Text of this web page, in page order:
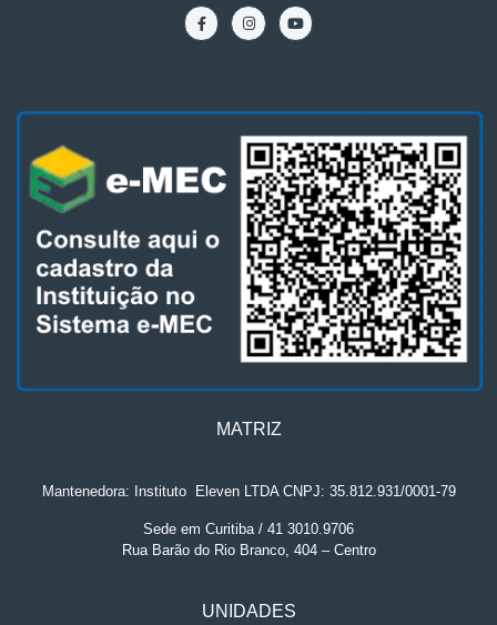
MATRIZ
Mantenedora: Instituto. Eleven LTDA CNPJ: 35.812.931/0001-79
Sede em Curitiba / 41 3010.9706
Rua Barão do Rio Branco, 404 – Centro
UNIDADES